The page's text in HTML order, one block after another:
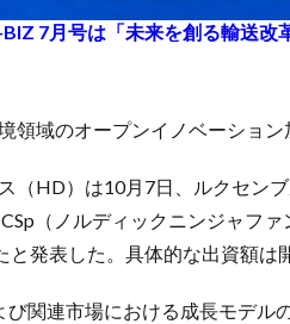
BIZ 7月号は「未来を創る輸送改
領域のオープンイノベーション
（HD）は10月7日、ルクセン
（ノルディックニンジャフ
発表した。具体的な出資額は
関連市場における成長モデル